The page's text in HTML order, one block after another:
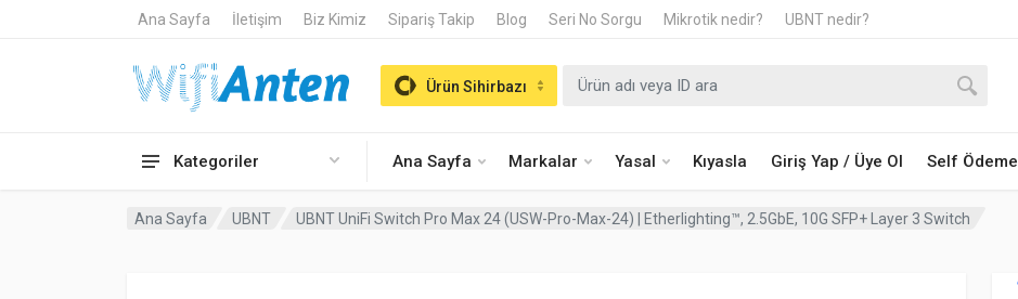
Ana Sayfa İletişim Biz Kimiz Sipariş Takip Blog Seri No Sorgu Mikrotik nedir? UBNT nedir?
Kategoriler Ana Sayfa Markalar Yasal Kıyasla Giriş Yap / Üye Ol Self Ödeme
Ürün Sihirbazı
Ana Sayfa UBNT UBNT UniFi Switch Pro Max 24 (USW-Pro-Max-24) | Etherlighting™, 2.5GbE, 10G SFP+ Layer 3 Switch